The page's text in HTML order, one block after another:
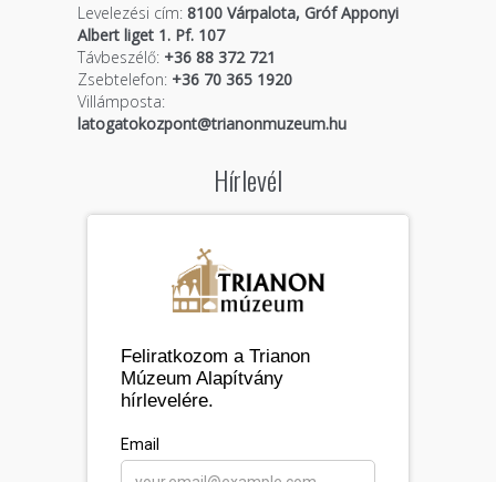
Levelezési cím: 8100 Várpalota, Gróf Apponyi
Albert liget 1. Pf. 107
Távbeszélő:+36 88 372 721
Zsebtelefon:+36 70 365 1920
Villámposta:
latogatokozpont@trianonmuzeum.hu
Hírlevél